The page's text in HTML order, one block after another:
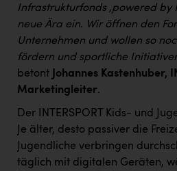
Infrastrukturfonds ‚powered by
neue Ära ein. Wir öffnen den
Unternehmen und wollen so
fördern und sportliche
betont
Johannes Kastenhuber,
Marketingleiter.
Der INTERSPORT Kids- und
Je älter, desto passiver die
Jugendliche verbringen
täglich mit digitalen Geräten,